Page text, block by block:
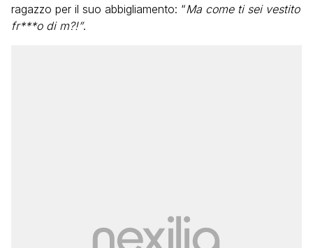
ragazzo per il suo abbigliamento: “Ma come ti sei vestito
fr***o di m?!”.